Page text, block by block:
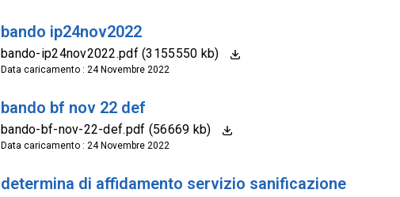
bando ip24nov2022
bando-ip24nov2022.pdf (3155550 kb)
Data caricamento : 24 Novembre 2022
bando bf nov 22 def
bando-bf-nov-22-def.pdf (56669 kb)
Data caricamento : 24 Novembre 2022
determina di affidamento servizio sanificazione